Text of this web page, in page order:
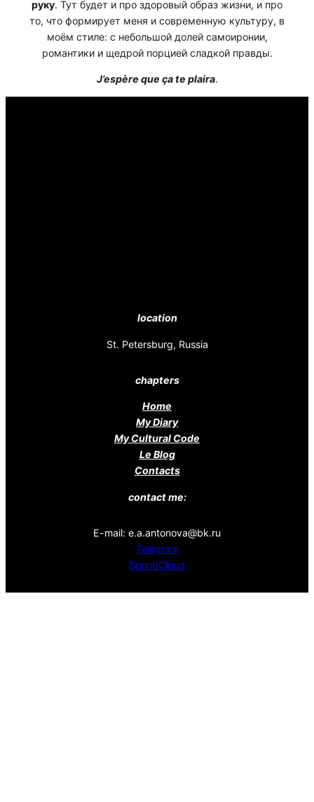
руку. Тут будет и про здоровый образ жизни, и про
то, что формирует меня и современную культуру, в
моём стиле: с небольшой долей самоиронии,
романтики и щедрой порцией сладкой правды.
J’espère que ça te plaira.
location
St. Petersburg, Russia
chapters
Home
My Diary
My Cultural Code
Le Blog
Contacts
contact me:
E-mail: e.a.antonova@bk.ru
Telegram
SoundCloud